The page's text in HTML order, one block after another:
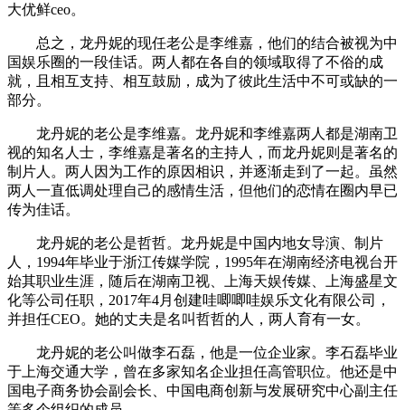
大优鲜ceo。
总之，龙丹妮的现任老公是李维嘉，他们的结合被视为中
国娱乐圈的一段佳话。两人都在各自的领域取得了不俗的成
就，且相互支持、相互鼓励，成为了彼此生活中不可或缺的一
部分。
龙丹妮的老公是李维嘉。龙丹妮和李维嘉两人都是湖南卫
视的知名人士，李维嘉是著名的主持人，而龙丹妮则是著名的
制片人。两人因为工作的原因相识，并逐渐走到了一起。虽然
两人一直低调处理自己的感情生活，但他们的恋情在圈内早已
传为佳话。
龙丹妮的老公是哲哲。龙丹妮是中国内地女导演、制片
人，1994年毕业于浙江传媒学院，1995年在湖南经济电视台开
始其职业生涯，随后在湖南卫视、上海天娱传媒、上海盛星文
化等公司任职，2017年4月创建哇唧唧哇娱乐文化有限公司，
并担任CEO。她的丈夫是名叫哲哲的人，两人育有一女。
龙丹妮的老公叫做李石磊，他是一位企业家。李石磊毕业
于上海交通大学，曾在多家知名企业担任高管职位。他还是中
国电子商务协会副会长、中国电商创新与发展研究中心副主任